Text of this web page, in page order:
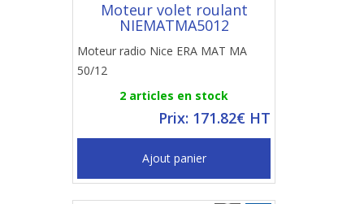
Moteur volet roulant
NIEMATMA5012
Moteur radio Nice ERA MAT MA
50/12
2 articles en stock
Prix: 171.82€ HT
Ajout panier